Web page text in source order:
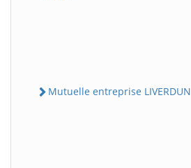
Mutuelle entreprise LIVERDUN